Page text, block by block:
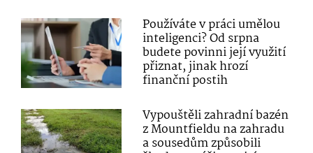
Používáte v práci umělou
inteligenci? Od srpna
budete povinni její využití
přiznat, jinak hrozí
finanční postih
Vypouštěli zahradní bazén
z Mountfieldu na zahradu
a sousedům způsobili